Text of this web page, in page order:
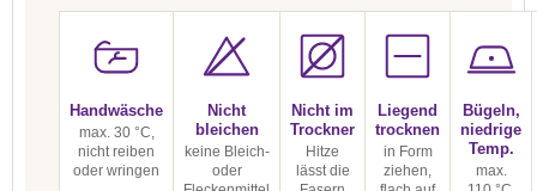
Handwäsche
max. 30 °C,
nicht reiben
oder wringen
Nicht
bleichen
keine Bleich-
oder
Nicht im
Trockner
Hitze
lässt die
Liegend
trocknen
in Form
ziehen,
Bügeln,
niedrige
Temp.
max.